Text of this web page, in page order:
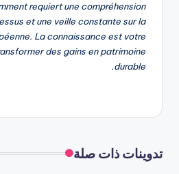
requiert une compréhension
et une veille constante sur la
La connaissance est votre
des gains en patrimoine
durable.
تدوينات ذات صلة